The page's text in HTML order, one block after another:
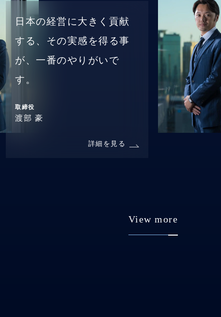
日本の経営に大きく貢献
する、その実感を得る事
が、一番のやりがいで
す。
取締役
渡部 豪
詳細を見る
View more